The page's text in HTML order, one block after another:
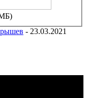
- 23.03.2021